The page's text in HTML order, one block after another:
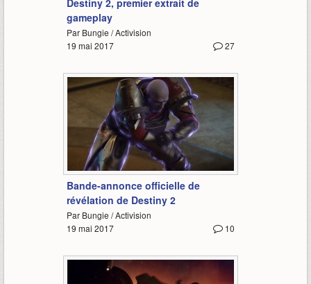
gameplay
Par Bungie / Activision
27
19 mai 2017
2:55
Bande-annonce officielle de
révélation de Destiny 2
Par Bungie / Activision
10
19 mai 2017